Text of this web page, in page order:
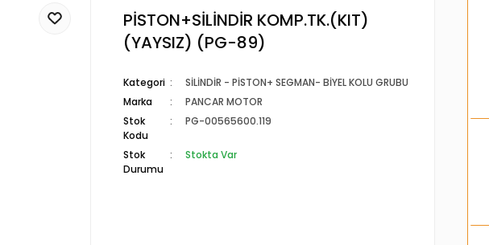
PİSTON+SİLİNDİR KOMP.TK.(KIT)
(YAYSIZ) (PG-89)
Kategori
SİLİNDİR - PİSTON+ SEGMAN- BİYEL KOLU GRUBU
Marka
PANCAR MOTOR
Stok
Kodu
PG-00565600.119
Stok
Durumu
Stokta Var